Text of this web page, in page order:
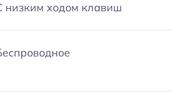
низким ходом клавиш